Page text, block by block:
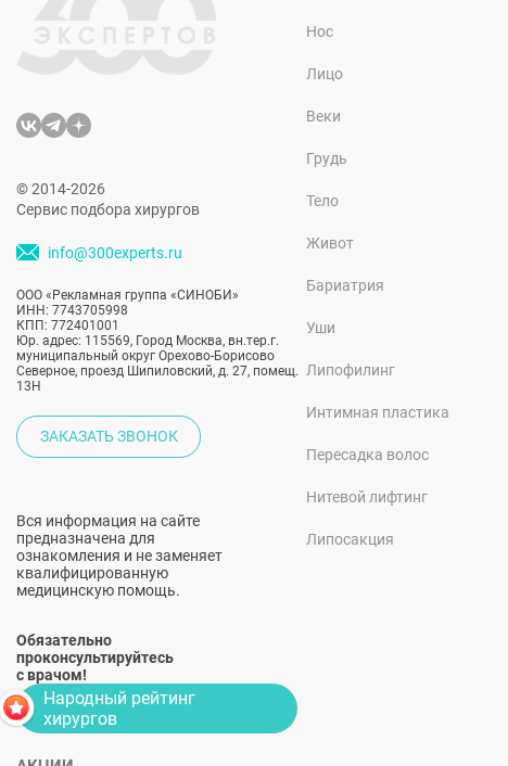
© 2014-2026
Сервис подбора хирургов
info@300experts.ru
ООО «Рекламная группа «СИНОБИ»
ИНН: 7743705998
КПП: 772401001
Юр. адрес: 115569, Город Москва, вн.тер.г.
муниципальный округ Орехово-Борисово
Северное, проезд Шипиловский, д. 27, помещ.
13Н
ЗАКАЗАТЬ ЗВОНОК
Вся информация на сайте
предназначена для
ознакомления и не заменяет
квалифицированную
медицинскую помощь.
Обязательно
проконсультируйтесь
с врачом!
Нос
Лицо
Веки
Грудь
Тело
Живот
Бариатрия
Уши
Липофилинг
Интимная пластика
Пересадка волос
Нитевой лифтинг
Липосакция
Народный рейтинг
хирургов